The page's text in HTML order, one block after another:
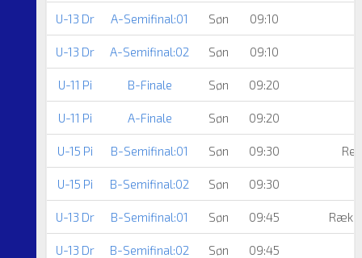
U-13 Dr A-Semifinal:01 Søn 09:10
U-13 Dr A-Semifinal:02 Søn 09:10
U-11 Pi B-Finale Søn 09:20
U-11 Pi A-Finale Søn 09:20
U-15 Pi B-Semifinal:01 Søn 09:30
U-15 Pi B-Semifinal:02 Søn 09:30
U-13 Dr B-Semifinal:01 Søn 09:45
U-13 Dr B-Semifinal:02 Søn 09:45